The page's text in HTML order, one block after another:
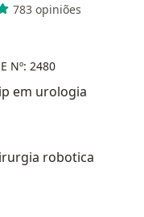
783 opiniões
Nº: 2480
em urologia
robotica